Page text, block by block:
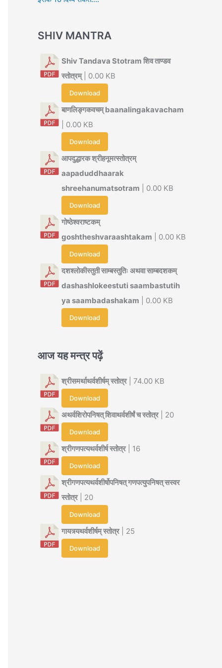
SHIV MANTRA
Shiv Tandava Stotram शिव ताण्डव
स्तोत्रम्| 0.00 KB
Download
बाणलिङ्गकवचम् baanalingakavacham
| 0.00 KB
Download
आपदुद्धारक श्रीहनूमत्स्तोत्रम्
aapaduddhaarak
shreehanumatsotram | 0.00 KB
Download
गोष्ठेश्वराष्टकम्
goshtheshvaraashtakam | 0.00 KB
Download
दशश्लोकीस्तुती साम्बस्तुतिः अथवा साम्बदशकम्
dashashlokeestuti saambastutih
ya saambadashakam | 0.00 KB
Download
आज यह मन्त्र पढ़ें
श्रीसमर्थाथर्वशीर्षम् स्तोत्र| 74.00 KB
Download
अथर्वशिरोपनिषत् शिवाथर्वशीर्षं च स्तोत्र| 20
Download
श्रीगणपत्यथर्वशीर्ष स्तोत्र| 16
Download
श्रीगणपत्यथर्वशीर्षोपनिषत् गणपत्युपनिषत् सस्वर
स्तोत्र| 20
Download
गायत्र्यथर्वशीर्षम् स्तोत्र| 25
Download